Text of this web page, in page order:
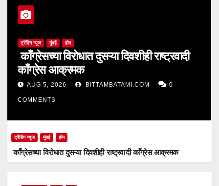
ट्रेंडिंग न्यूज मुंबई होम
काँग्रेसच्या विरोधात दुसऱ्या दिवशीही राष्ट्रवादी
काँग्रेस आक्रमक
AUG 5, 2026 BITTAMBATAMI.COM 0
COMMENTS
ट्रेंडिंग न्यूज मुंबई होम
काँग्रेसच्या विरोधात दुसऱ्या दिवशीही राष्ट्रवादी काँग्रेस आक्रमक